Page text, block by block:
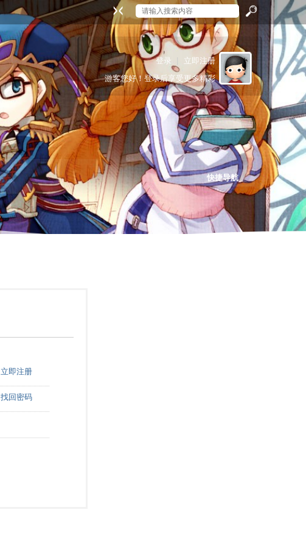
索
登录
立即注册
游客您好！登录后享受更多精彩
快捷导航
立即注册
找回密码